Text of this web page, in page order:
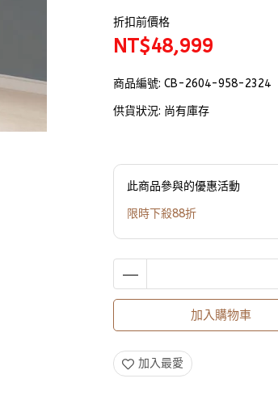
折扣前價格
NT$48,999
商品編號: CB-2604-958-2324
供貨狀況: 尚有庫存
此商品參與的優惠活動
限時下殺88折
加入購物車
加入最愛